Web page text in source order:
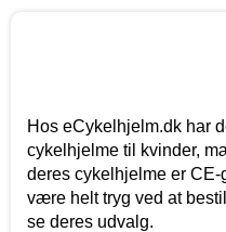
Hos eCykelhjelm.dk har
cykelhjelme til kvinder,
deres cykelhjelme er
være helt tryg ved at
se deres udvalg.